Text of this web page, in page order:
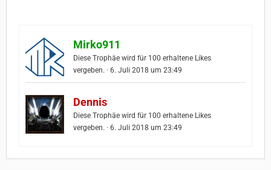
Mirko911
Diese Trophäe wird für 100 erhaltene Likes
vergeben.
6. Juli 2018 um 23:49
Dennis
Diese Trophäe wird für 100 erhaltene Likes
vergeben.
6. Juli 2018 um 23:49